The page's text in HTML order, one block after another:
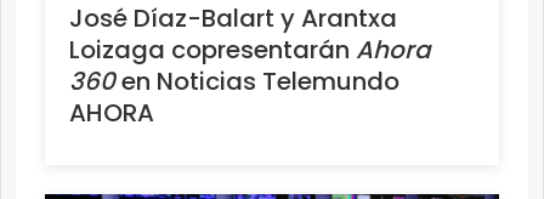
José Díaz-Balart y Arantxa
Loizaga copresentarán Ahora
360en Noticias Telemundo
AHORA